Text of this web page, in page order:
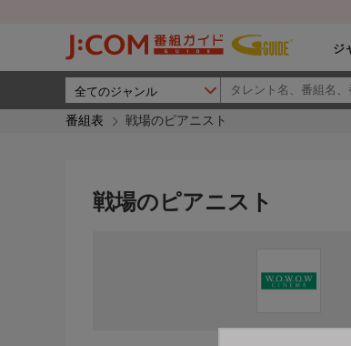
ジ
番組表 戦場のピアニスト
戦場のピアニスト